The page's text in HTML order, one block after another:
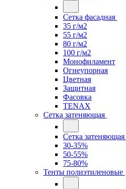
Сетка фасадная
35 г/м2
55 г/м2
80 г/м2
100 г/м2
Монофиламент
Огнеупорная
Цветная
Защитная
Фасовка
TENAX
Сетка затеняющая
Сетка затеняющая
30-35%
50-55%
75-80%
Тенты полиэтиленовые